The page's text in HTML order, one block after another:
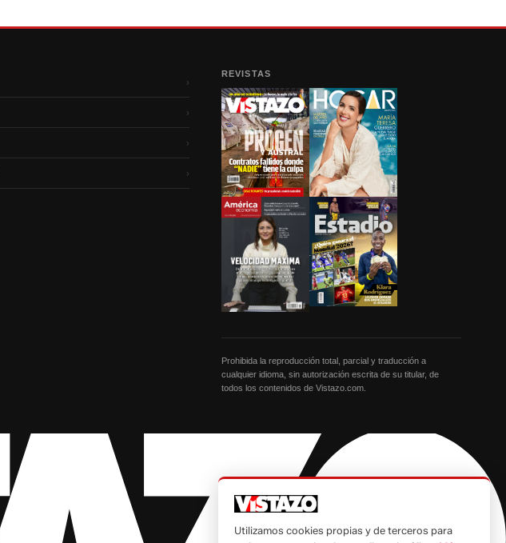
›
›
›
›
REVISTAS
Prohibida la reproducción total, parcial y traducción a
cualquier idioma, sin autorización escrita de su titular, de
todos los contenidos de Vistazo.com.
Utilizamos cookies propias y de terceros para